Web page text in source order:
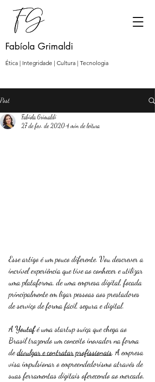
Fabíola Grimaldi
Ética | Integridade | Cultura | Tecnologia
Post
Fabíola Grimaldi
27 de fev. de 2020 4 min de leitura
Esse artigo é um pouco diferente. Vou descrever a
incrível experiência que tive ao conhecer e utilizar
uma plataforma, de uma empresa digital, focada
principalmente em ligar pessoas aos prestadores
de serviço de forma fácil, segura e digital.
A Youtaf é uma startup suíça que chega ao
Brasil trazendo um conceito inovador na forma
de divulgar e contratar profissionais. A empresa
visa impulsionar o empreendedorismo através de
suas ferramentas digitais oferecendo ao mercado,